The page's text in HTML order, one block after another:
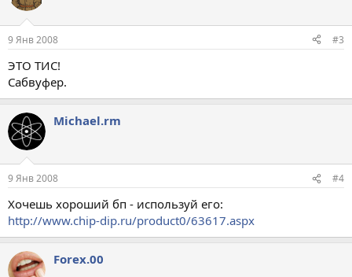
9 Янв 2008 #3
ЭТО ТИС!
Сабвуфер.
Michael.rm
9 Янв 2008 #4
Хочешь хороший бп - используй его:
http://www.chip-dip.ru/product0/63617.aspx
Forex.00